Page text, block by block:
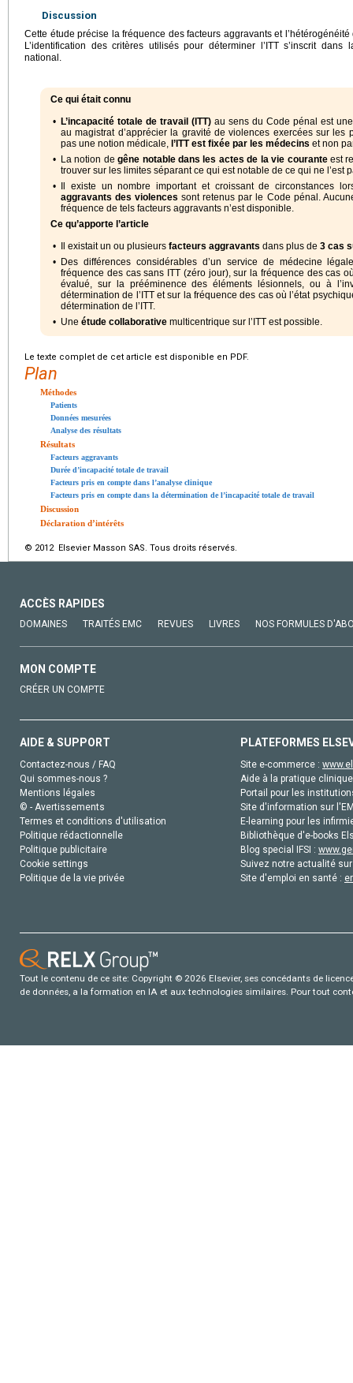
Discussion
Cette étude précise la fréquence des facteurs aggravants et
L’identification des critères utilisés pour déterminer l’ITT s’inscrit dans
national.
Ce qui était connu
• L’incapacité totale de travail (ITT) au sens du Code pénal est
au magistrat d’apprécier la gravité de violences exercées sur les
pas une notion médicale, l’ITT est fixée par les médecins et non
• La notion degêne notable dans les actes de la vie couranteest
trouver sur les limites séparant ce qui est notable de ce qui ne l’est
• Il existe un nombre important et croissant de circonstances
aggravants des violences sont retenus par le Code pénal.
fréquence de tels facteurs aggravants n’est disponible.
Ce qu’apporte l’article
• Il existait un ou plusieurs facteurs aggravants dans plus de 3 cas
• Des différences considérables d’un service de médecine
fréquence des cas sans ITT (zéro jour), sur la fréquence des cas
évalué, sur la prééminence des éléments lésionnels, ou à
détermination de l’ITT et sur la fréquence des cas où l’état
détermination de l’ITT.
• Une étude collaborative multicentrique sur l’ITT est possible.
Le texte complet de cet article est disponible en PDF.
Plan
Méthodes
Patients
Données mesurées
Analyse des résultats
Résultats
Facteurs aggravants
Durée d’incapacité totale de travail
Facteurs pris en compte dans l’analyse clinique
Facteurs pris en compte dans la détermination de l’incapacité totale de travail
Discussion
Déclaration d’intérêts
© 2012 Elsevier Masson SAS. Tous droits réservés.
ACCÈS RAPIDES
DOMAINES TRAITÉS EMC REVUES LIVRES NOS FORMULES
MON COMPTE
CRÉER UN COMPTE
AIDE & SUPPORT
Contactez-nous / FAQ
Qui sommes-nous ?
Mentions légales
© - Avertissements
Termes et conditions d'utilisation
Politique rédactionnelle
Politique publicitaire
Cookie settings
Politique de la vie privée
PLATEFORMES
Site e-commerce :
Aide à la pratique
Portail pour les
Site d'information sur
E-learning pour les
Bibliothèque d'e-books
Blog special IFSI :
Suivez notre actualité
Site d'emploi en santé :
Tout le contenu de ce site: Copyright © 2026 Elsevier, ses concédants de
de données, a la formation en IA et aux technologies similaires. Pour tout